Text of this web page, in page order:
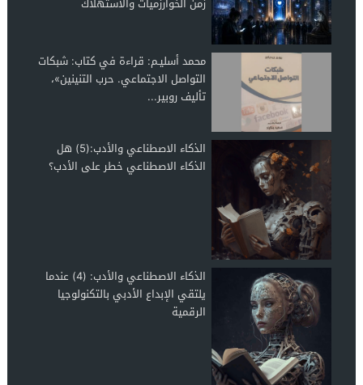
محمد أسليـم: قراءة في كتاب: شبكات
التواصل الاجتماعي. حرب التنينين»،
تأليف روبير...
الذكاء الاصطناعي والأدب:(5) هل
الذكاء الاصطناعي خطر على الأدب؟
الذكاء الاصطناعي والأدب: (4) عندما
يلتقي الإبداع الأدبي بالتكنولوجيا
الرقمية